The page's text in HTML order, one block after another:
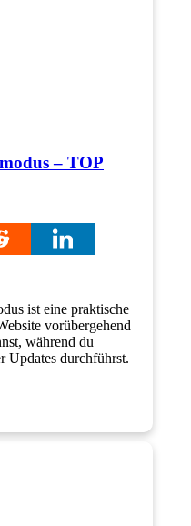
– TOP
ist eine praktische
vorübergehend
während du
Updates durchführst.